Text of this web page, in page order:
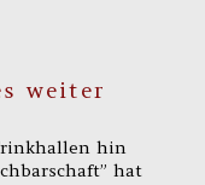
weiter
hin
hat